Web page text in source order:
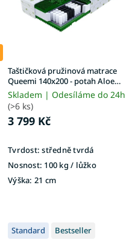
Taštičková pružinová matrace
Queemi 140x200 - potah Aloe
Vera
Skladem | Odesíláme do 24h
(>6 ks)
3 799 Kč
Tvrdost: středně tvrdá
Nosnost: 100 kg ​​​​​/ lůžko
Výška: 21 cm
Standard Bestseller